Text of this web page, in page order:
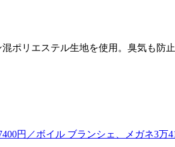
ポリエステル生地を使用。臭気も防